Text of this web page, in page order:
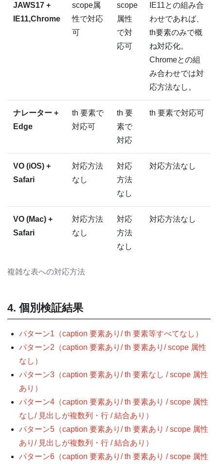
複雑な表への対応方法
JAWS17 +
IE11,Chrome
scope属
性で対応
可
scope
属性
で対
応可
IE11との組み合
わせであれば、
th要素のみで概
ね対応化。
Chromeとの組
み合わせでは対
応方法なし。
ナレーター +
Edge
th 要素で
対応可
th 要
素で
対応
th 要素で対応可
VO (iOS) +
Safari
対応方法
なし
対応
方法
なし
対応方法なし
VO (Mac) +
Safari
対応方法
なし
対応
方法
なし
対応方法なし
4. 個別検証結果
パターン1（caption 要素あり/ th 要素等すべてなし）
パターン2（caption 要素あり/ th 要素あり/ scope 属性
なし）
パターン3（caption 要素あり/ th 要素なし / scope 属性
あり）
パターン4（caption 要素あり/ th 要素あり / scope 属性
なし/ 見出しが複数列・行 / 結合あり）
パターン5（caption 要素あり/ th 要素あり / scope 属性
あり/ 見出しが複数列・行 / 結合あり）
パターン6（caption 要素あり/ th 要素あり / scope 属性